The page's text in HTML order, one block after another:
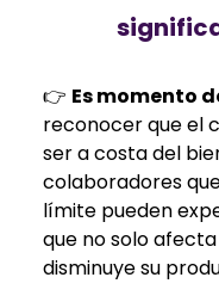
👉 Es momento
reconocer que el
ser a costa del
colaboradores
límite pueden
que no solo
disminuye su